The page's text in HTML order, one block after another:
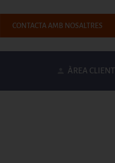
CONTACTA AMB NOSALTRES
ÀREA CLIENT